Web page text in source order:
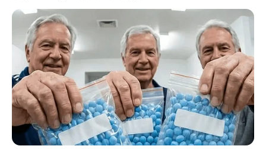
สีแสด ส้ม เหลืองแก่ ดีทางคนรักใคร่สนับสนุน
สีอับโชค ไม่ควรใช้
สีน้ำตาล เทา
คำทำนายโดย อ.มิก พชร ทูตเทวะ